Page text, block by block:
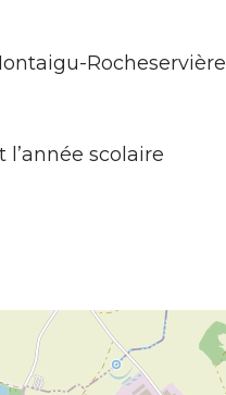
Rocheservière
scolaire